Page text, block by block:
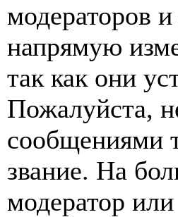
модераторов
напрямую
так как они
Пожалуйста,
сообщениями
звание. На
модератор